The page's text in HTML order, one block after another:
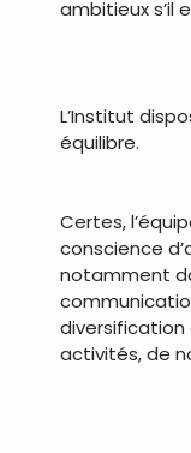
ambitieux s’il
L’Institut
équilibre.
Certes,
conscience
notamment
diversification
activités, de